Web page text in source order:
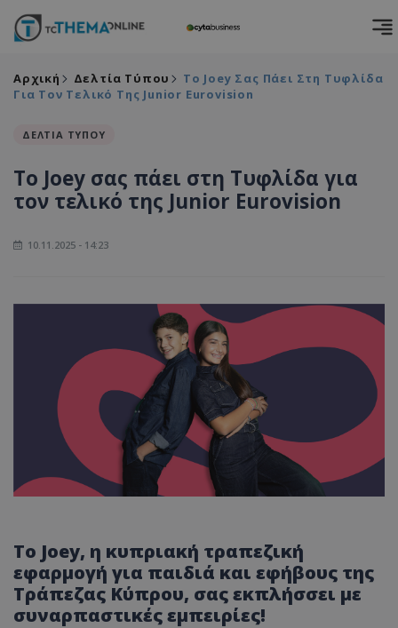
Αρχική Δελτία Τύπου
Το Joey Σας Πάει Στη Τυφλίδα
Για Τον Τελικό Της Junior Eurovision
ΔΕΛΤΙΑ ΤΥΠΟΥ
Το Joey σας πάει στη Τυφλίδα για
τον τελικό της Junior Eurovision
10.11.2025 - 14:23
Το Joey, η κυπριακή τραπεζική
εφαρμογή για παιδιά και εφήβους της
Τράπεζας Κύπρου, σας εκπλήσσει με
συναρπαστικές εμπειρίες!